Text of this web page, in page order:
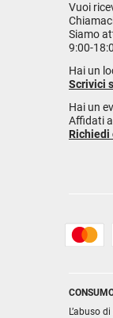
Vuoi
Siamo
9:00-
Hai un
Scrivici
Hai un
Affidati
Richiedi
L’abuso